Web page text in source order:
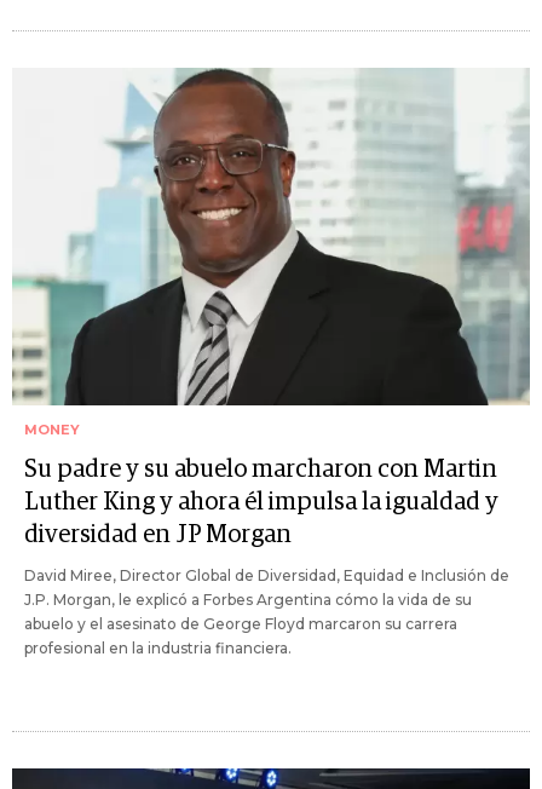
MONEY
Su padre y su abuelo marcharon con Martin
Luther King y ahora él impulsa la igualdad y
diversidad en JP Morgan
David Miree, Director Global de Diversidad, Equidad e Inclusión de
J.P. Morgan, le explicó a Forbes Argentina cómo la vida de su
abuelo y el asesinato de George Floyd marcaron su carrera
profesional en la industria financiera.